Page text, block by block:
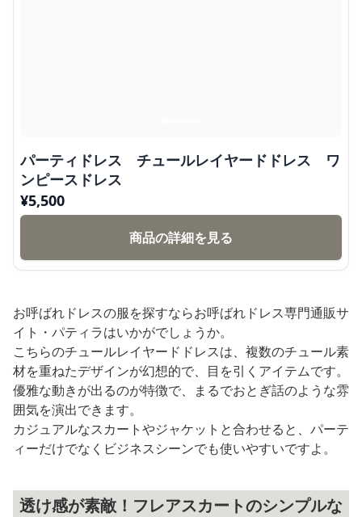
パーティドレス チュールレイヤードドレス ワ
ンピースドレス
¥5,500
商品の詳細を見る
お呼ばれドレスの服を探すならお呼ばれドレス専門通販サ
イト・パティラはいかがでしょうか。
こちらのチュールレイヤードドレスは、複数のチュール素
材を重ねたデザインが幻想的で、目を引くアイテムです。
優雅な動きが出るのが特徴で、まるでおとぎ話のような雰
囲気を演出できます。
カジュアルなスカートやジャケットと合わせると、パーテ
ィーだけでなくビジネスシーンでも使いやすいですよ。
透け感が素敵！フレアスカートのシンプルな